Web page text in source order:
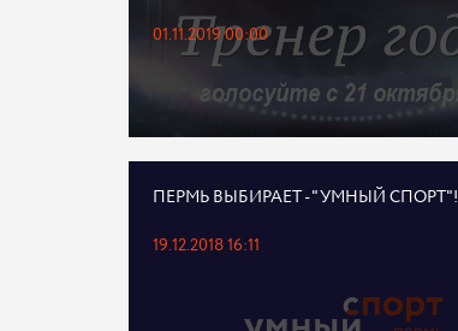
01.11.2019 00:00
ПЕРМЬ ВЫБИРАЕТ - "УМНЫЙ СПОРТ"!
19.12.2018 16:11